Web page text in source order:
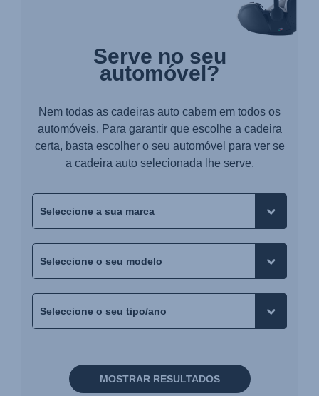
Serve no seu
automóvel?
Nem todas as cadeiras auto cabem em todos os
automóveis. Para garantir que escolhe a cadeira
certa, basta escolher o seu automóvel para ver se
a cadeira auto selecionada lhe serve.
MOSTRAR RESULTADOS